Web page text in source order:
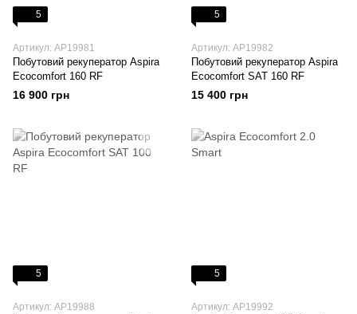
5
Артикул: AP19981
Побутовий рекуператор Aspira
Ecocomfort 160 RF
16 900 грн
5
Артикул: AP19982
Побутовий рекуператор Aspira
Ecocomfort SAT 160 RF
15 400 грн
5
Артикул: AP19988
5
Артикул: AP19992